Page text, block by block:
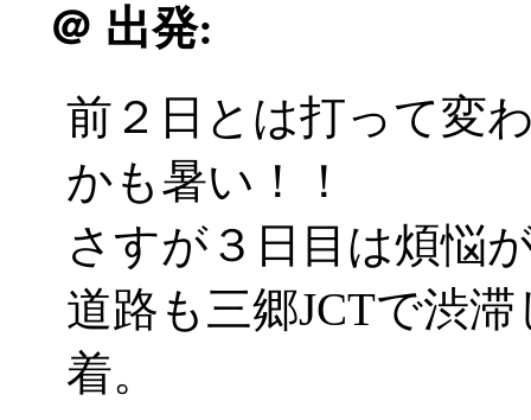
＠ 出発:
前２日とは打って変
かも暑い！！
さすが３日目は煩悩
道路も三郷JCTで渋
着。